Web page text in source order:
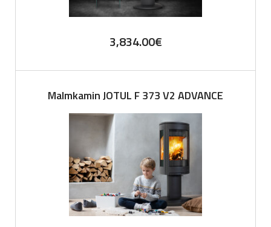
3,834.00€
Malmkamin JOTUL F 373 V2 ADVANCE